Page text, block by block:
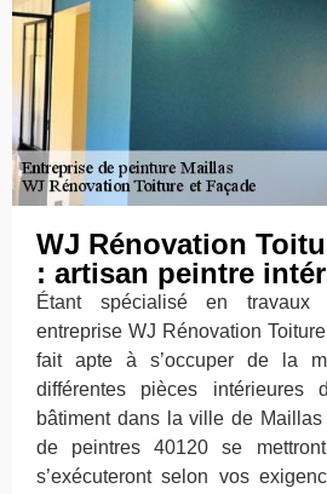
WJ Rénovation
: artisan peintre
Étant spécialisé en travaux
entreprise WJ Rénovation
fait apte à s’occuper de la
différentes pièces intérieures
bâtiment dans la ville de
de peintres 40120 se
s’exécuteront selon vos